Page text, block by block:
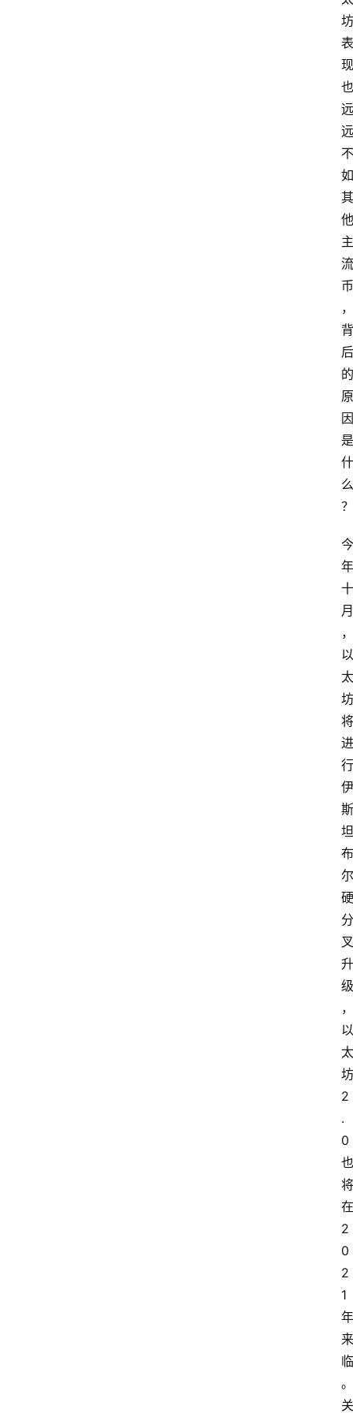
坊
表
现
也
远
远
不
如
其
他
主
流
币
，
背
后
的
原
因
是
什
么
？
今
年
十
月
，
以
太
坊
将
进
行
伊
斯
坦
布
尔
硬
分
叉
升
级
，
以
太
坊
2
.
0
也
将
在
2
0
2
1
年
来
临
。
关